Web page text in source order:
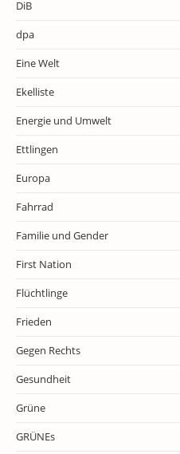
DiB
dpa
Eine Welt
Ekelliste
Energie und Umwelt
Ettlingen
Europa
Fahrrad
Familie und Gender
First Nation
Flüchtlinge
Frieden
Gegen Rechts
Gesundheit
Grüne
GRÜNEs